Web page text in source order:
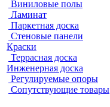
Виниловые полы
Ламинат
Паркетная доска
Стеновые панели
Краски
Террасная доска
Инженерная доска
Регулируемые опоры
Сопутствующие товары